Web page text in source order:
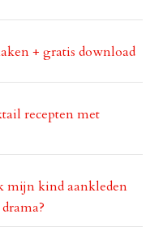
+ gratis download
recepten met
mijn kind aankleden